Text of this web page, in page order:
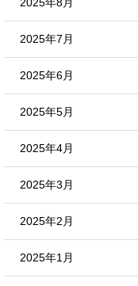
2025年7月
2025年6月
2025年5月
2025年4月
2025年3月
2025年2月
2025年1月